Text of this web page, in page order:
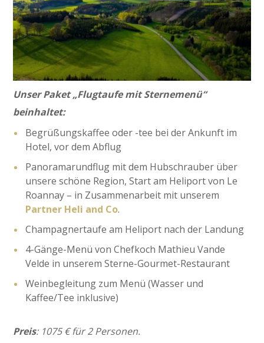
Unser Paket „Flugtaufe mit Sternemenü“
beinhaltet:
Begrüßungskaffee oder -tee bei der Ankunft im
Hotel, vor dem Abflug
Panoramarundflug mit dem Hubschrauber über
unsere schöne Region, Start am Heliport von Le
Roannay – in Zusammenarbeit mit unserem
Partner Heli and Co.
Champagnertaufe am Heliport nach der Landung
4-Gänge-Menü von Chefkoch Mathieu Vande
Velde in unserem Sterne-Gourmet-Restaurant
Weinbegleitung zum Menü (Wasser und
Kaffee/Tee inklusive)
Preis: 1075 € für 2 Personen.